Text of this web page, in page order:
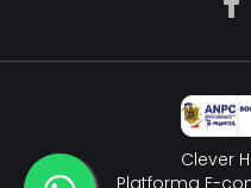
Clever